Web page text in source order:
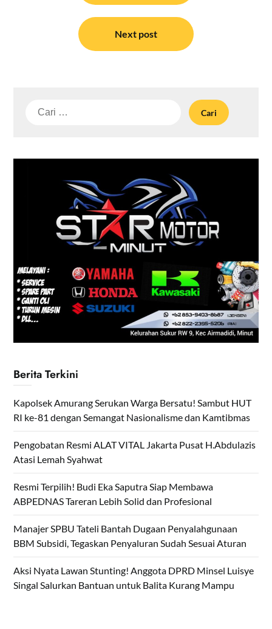
Next post
Cari
Berita Terkini
Kapolsek Amurang Serukan Warga Bersatu! Sambut HUT
RI ke-81 dengan Semangat Nasionalisme dan Kamtibmas
Pengobatan Resmi ALAT VITAL Jakarta Pusat H.Abdulazis
Atasi Lemah Syahwat
Resmi Terpilih! Budi Eka Saputra Siap Membawa
ABPEDNAS Tareran Lebih Solid dan Profesional
Manajer SPBU Tateli Bantah Dugaan Penyalahgunaan
BBM Subsidi, Tegaskan Penyaluran Sudah Sesuai Aturan
Aksi Nyata Lawan Stunting! Anggota DPRD Minsel Luisye
Singal Salurkan Bantuan untuk Balita Kurang Mampu